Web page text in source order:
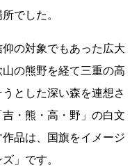
でした。
の対象でもあった広大
の熊野を経て三重の高
とした深い森を連想さ
・熊・高・野」の白文
品は、国旗をイメージ
」です。